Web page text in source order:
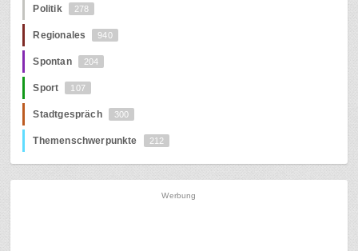
Politik 278
Regionales 940
Spontan 204
Sport 107
Stadtgespräch 300
Themenschwerpunkte 212
Werbung